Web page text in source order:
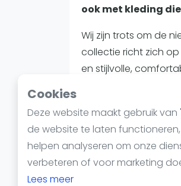
Cookies
Deze website maakt gebruik van
de website te laten
helpen analyseren om onze
verbeteren of voor marketing
Lees meer
ook met kleding
Wij zijn trots om de
collectie richt zich
en stijlvolle,
complete
professioneel en
De nieuwe Raqa-
kwaliteit, comfort en
getest in de praktijk,
tijdens intensieve